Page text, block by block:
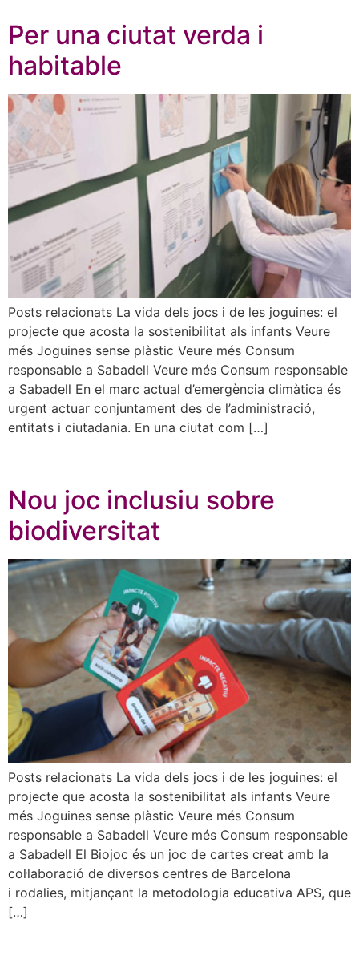
Per una ciutat verda i
habitable
Posts relacionats La vida dels jocs i de les joguines: el
projecte que acosta la sostenibilitat als infants Veure
més Joguines sense plàstic Veure més Consum
responsable a Sabadell Veure més Consum responsable
a Sabadell En el marc actual d’emergència climàtica és
urgent actuar conjuntament des de l’administració,
entitats i ciutadania. En una ciutat com […]
Nou joc inclusiu sobre
biodiversitat
Posts relacionats La vida dels jocs i de les joguines: el
projecte que acosta la sostenibilitat als infants Veure
més Joguines sense plàstic Veure més Consum
responsable a Sabadell Veure més Consum responsable
a Sabadell El Biojoc és un joc de cartes creat amb la
col·laboració de diversos centres de Barcelona
i rodalies, mitjançant la metodologia educativa APS, que
[…]